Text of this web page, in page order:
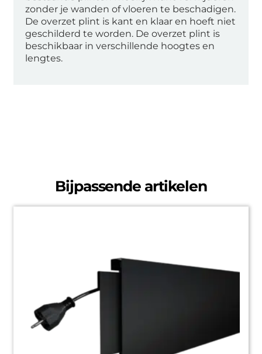
zonder je wanden of vloeren te beschadigen.
De overzet plint is kant en klaar en hoeft niet
geschilderd te worden. De overzet plint is
beschikbaar in verschillende hoogtes en
lengtes.
Bijpassende artikelen